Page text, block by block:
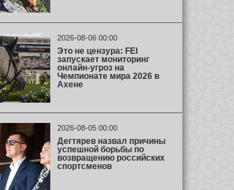
2026-08-06 00:00
Это не цензура: FEI
запускает мониторинг
онлайн-угроз на
Чемпионате мира 2026 в
Ахене
2026-08-05 00:00
Дегтярев назвал причины
успешной борьбы по
возвращению российских
спортсменов